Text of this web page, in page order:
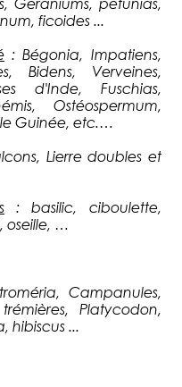
ficoides ...
: Bégonia, Impatiens,
Bidens, Verveines,
d'Inde, Fuschias,
Ostéospermum,
Guinée, etc.…
Lierre doubles et
: basilic, ciboulette,
oseille, …
Campanules,
Platycodon,
hibiscus ...